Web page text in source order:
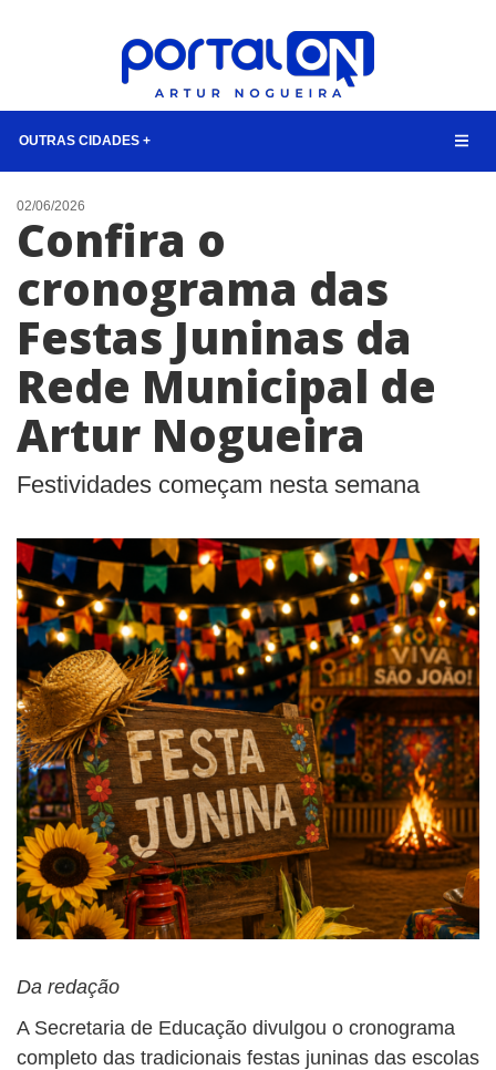
OUTRAS CIDADES +
NOTÍCIAS
LISTA DIGITAL
TELEFONES ÚTEIS
QUEM SOMOS
CONTATO
ANUNCIE
02/06/2026
Confira o
cronograma das
Festas Juninas da
Rede Municipal de
Artur Nogueira
Festividades começam nesta semana
Da redação
A Secretaria de Educação divulgou o cronograma
completo das tradicionais festas juninas das escolas